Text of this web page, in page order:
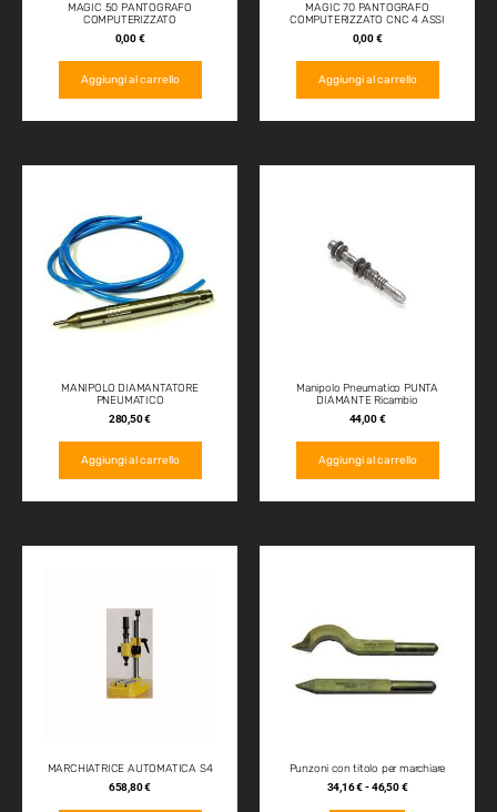
MAGIC 50 PANTOGRAFO
COMPUTERIZZATO
0,00€
Aggiungi al carrello
MAGIC 70 PANTOGRAFO
COMPUTERIZZATO CNC 4 ASSI
0,00€
Aggiungi al carrello
MANIPOLO DIAMANTATORE
PNEUMATICO
280,50€
Aggiungi al carrello
Manipolo Pneumatico PUNTA
DIAMANTE Ricambio
44,00€
Aggiungi al carrello
MARCHIATRICE AUTOMATICA S4
658,80€
Punzoni con titolo per marchiare
34,16€-46,50€